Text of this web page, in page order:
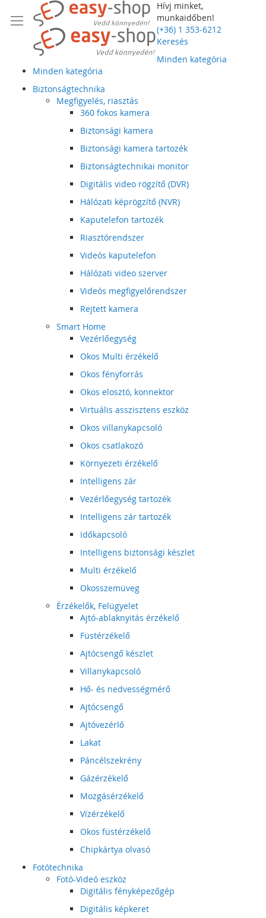
Hívj minket,
munkaidőben!
(+36) 1 353-6212
Keresés
Minden kategória
Minden kategória
Biztonságtechnika
Megfigyelés, riasztás
360 fokos kamera
Biztonsági kamera
Biztonsági kamera tartozék
Biztonságtechnikai monitor
Digitális video rögzítő (DVR)
Hálózati képrögzítő (NVR)
Kaputelefon tartozék
Riasztórendszer
Videós kaputelefon
Hálózati video szerver
Videós megfigyelőrendszer
Rejtett kamera
Smart Home
Vezérlőegység
Okos Multi érzékelő
Okos fényforrás
Okos elosztó, konnektor
Virtuális asszisztens eszköz
Okos villanykapcsoló
Okos csatlakozó
Környezeti érzékelő
Intelligens zár
Vezérlőegység tartozék
Intelligens zár tartozék
Időkapcsoló
Intelligens biztonsági készlet
Multi érzékelő
Okosszemüveg
Érzékelők, Felügyelet
Ajtó-ablaknyitás érzékelő
Füstérzékelő
Ajtócsengő készlet
Villanykapcsoló
Hő- és nedvességmérő
Ajtócsengő
Ajtóvezérlő
Lakat
Páncélszekrény
Gázérzékelő
Mozgásérzékelő
Vízérzékelő
Okos füstérzékelő
Chipkártya olvasó
Fotótechnika
Fotó-Videó eszköz
Digitális fényképezőgép
Digitális képkeret